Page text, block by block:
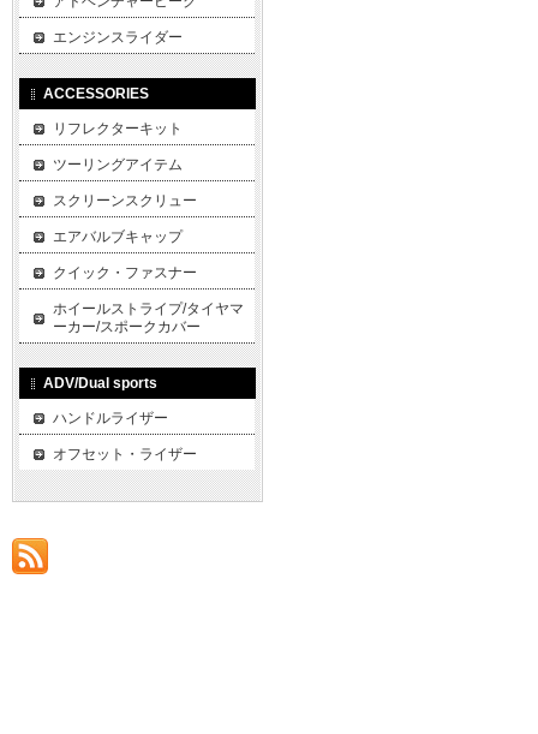
エンジンスライダー
ACCESSORIES
リフレクターキット
ツーリングアイテム
スクリーンスクリュー
エアバルブキャップ
クイック・ファスナー
ホイールストライプ/タイヤマ
ーカー/スポークカバー
ADV/Dual sports
ハンドルライザー
オフセット・ライザー